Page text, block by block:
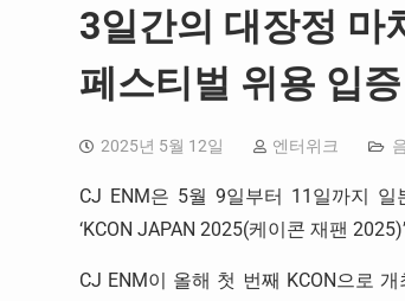
3일간의 대장정 마
페스티벌 위용 입증
2025년 5월 12일 엔터위크
CJ ENM은 5월 9일부터 11일까지
‘KCON JAPAN 2025(케이콘 재팬
CJ ENM이 올해 첫 번째 KCON으로 개